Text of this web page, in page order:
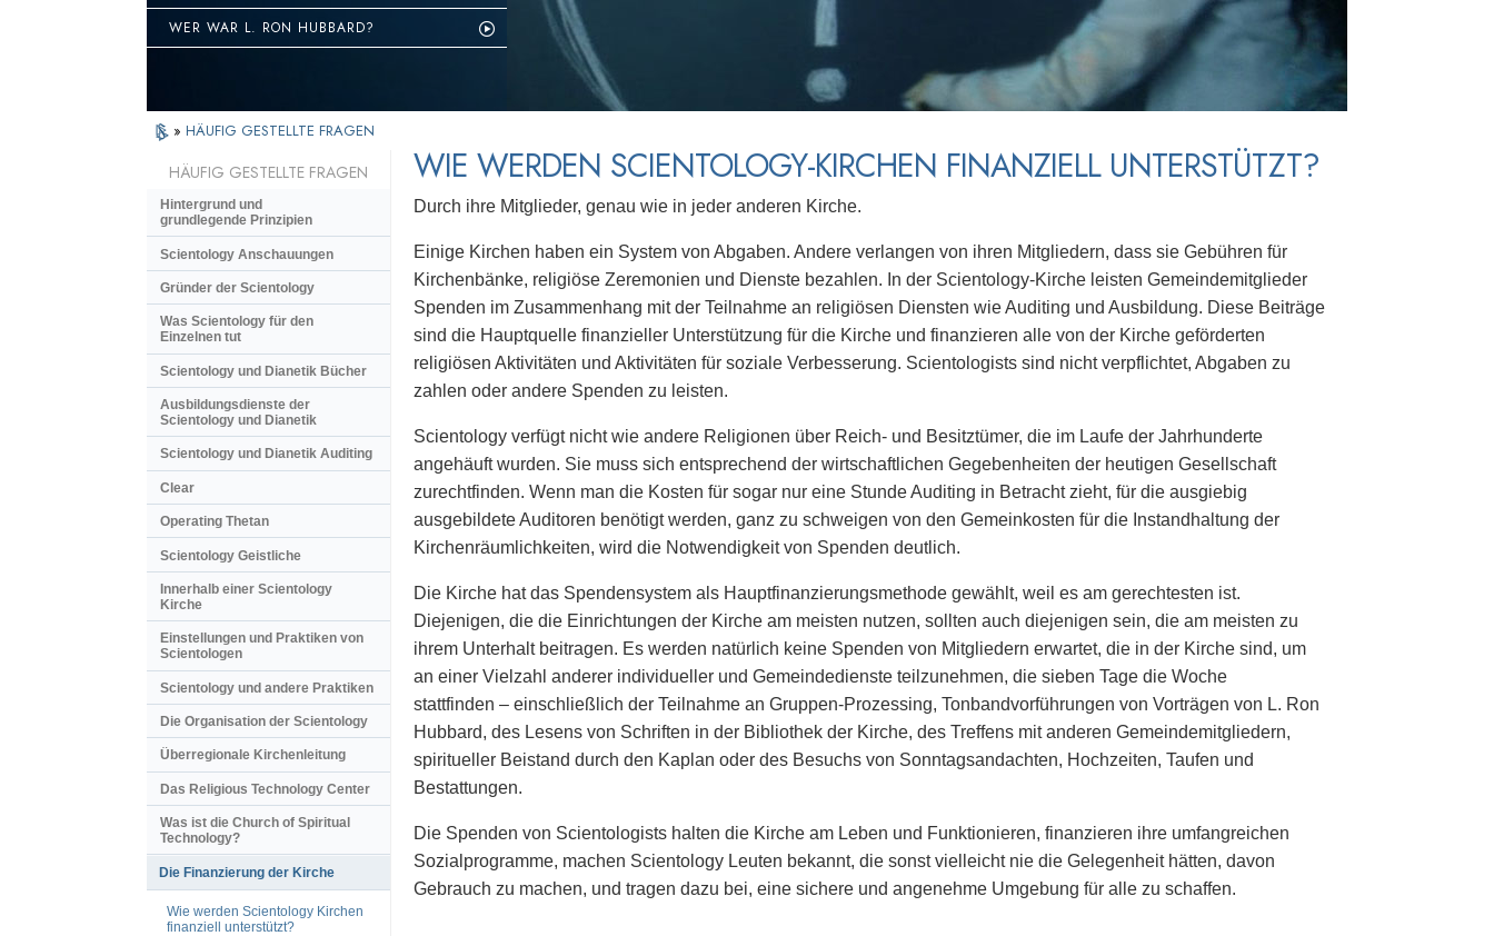
WER WAR L. RON HUBBARD?
» HÄUFIG GESTELLTE FRAGEN
WIE WERDEN SCIENTOLOGY-KIRCHEN FINANZIELL UNTERSTÜTZT?
Durch ihre Mitglieder, genau wie in jeder anderen Kirche.
Einige Kirchen haben ein System von Abgaben. Andere verlangen von ihren Mitgliedern, dass sie Gebühren für
Kirchenbänke, religiöse Zeremonien und Dienste bezahlen. In der Scientology-Kirche leisten Gemeindemitglieder
Spenden im Zusammenhang mit der Teilnahme an religiösen Diensten wie Auditing und Ausbildung. Diese Beiträge
sind die Hauptquelle finanzieller Unterstützung für die Kirche und finanzieren alle von der Kirche geförderten
religiösen Aktivitäten und Aktivitäten für soziale Verbesserung. Scientologists sind nicht verpflichtet, Abgaben zu
zahlen oder andere Spenden zu leisten.
Scientology verfügt nicht wie andere Religionen über Reich- und Besitztümer, die im Laufe der Jahrhunderte
angehäuft wurden. Sie muss sich entsprechend der wirtschaftlichen Gegebenheiten der heutigen Gesellschaft
zurechtfinden. Wenn man die Kosten für sogar nur eine Stunde Auditing in Betracht zieht, für die ausgiebig
ausgebildete Auditoren benötigt werden, ganz zu schweigen von den Gemeinkosten für die Instandhaltung der
Kirchenräumlichkeiten, wird die Notwendigkeit von Spenden deutlich.
Die Kirche hat das Spendensystem als Hauptfinanzierungsmethode gewählt, weil es am gerechtesten ist.
Diejenigen, die die Einrichtungen der Kirche am meisten nutzen, sollten auch diejenigen sein, die am meisten zu
ihrem Unterhalt beitragen. Es werden natürlich keine Spenden von Mitgliedern erwartet, die in der Kirche sind, um
an einer Vielzahl anderer individueller und Gemeindedienste teilzunehmen, die sieben Tage die Woche
stattfinden – einschließlich der Teilnahme an Gruppen-Prozessing, Tonbandvorführungen von Vorträgen von L. Ron
Hubbard, des Lesens von Schriften in der Bibliothek der Kirche, des Treffens mit anderen Gemeindemitgliedern,
spiritueller Beistand durch den Kaplan oder des Besuchs von Sonntagsandachten, Hochzeiten, Taufen und
Bestattungen.
Die Spenden von Scientologists halten die Kirche am Leben und Funktionieren, finanzieren ihre umfangreichen
Sozialprogramme, machen Scientology Leuten bekannt, die sonst vielleicht nie die Gelegenheit hätten, davon
Gebrauch zu machen, und tragen dazu bei, eine sichere und angenehme Umgebung für alle zu schaffen.
HÄUFIG GESTELLTE FRAGEN
Hintergrund und
grundlegende Prinzipien
Scientology Anschauungen
Gründer der Scientology
Was Scientology für den
Einzelnen tut
Scientology und Dianetik Bücher
Ausbildungsdienste der
Scientology und Dianetik
Scientology und Dianetik Auditing
Clear
Operating Thetan
Scientology Geistliche
Innerhalb einer Scientology
Kirche
Einstellungen und Praktiken von
Scientologen
Scientology und andere Praktiken
Die Organisation der Scientology
Überregionale Kirchenleitung
Das Religious Technology Center
Was ist die Church of Spiritual
Technology?
Die Finanzierung der Kirche
Wie werden Scientology Kirchen
finanziell unterstützt?